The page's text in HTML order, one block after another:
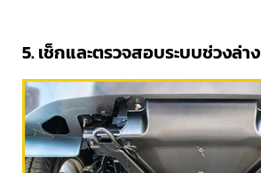
5. เช็กและตรวจสอบระบบช่วงล่าง